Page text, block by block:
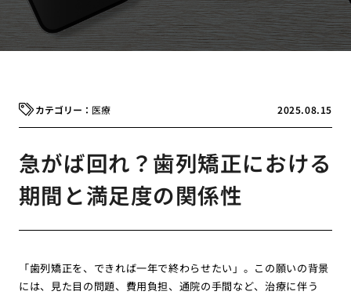
2025.08.15
医療
急がば回れ？歯列矯正における
期間と満足度の関係性
「歯列矯正を、できれば一年で終わらせたい」。この願いの背景
には、見た目の問題、費用負担、通院の手間など、治療に伴う